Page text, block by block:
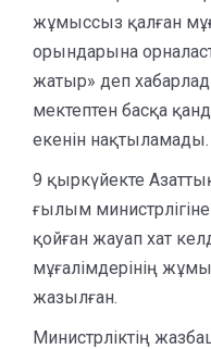
жұмыссыз қалған
орындарына
жатыр» деп
мектептен басқа
екенін нақтыламады.
9 қыркүйекте
ғылым
қойған жауап хат
мұғалімдерінің
жазылған.
Министрліктің